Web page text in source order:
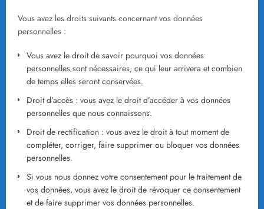
Vous avez les droits suivants concernant vos données
personnelles :
Vous avez le droit de savoir pourquoi vos données
personnelles sont nécessaires, ce qui leur arrivera et combien
de temps elles seront conservées.
Droit d’accès : vous avez le droit d’accéder à vos données
personnelles que nous connaissons.
Droit de rectification : vous avez le droit à tout moment de
compléter, corriger, faire supprimer ou bloquer vos données
personnelles.
Si vous nous donnez votre consentement pour le traitement de
vos données, vous avez le droit de révoquer ce consentement
et de faire supprimer vos données personnelles.